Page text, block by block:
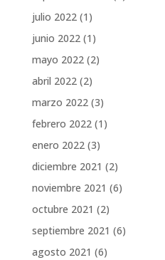
julio 2022(1)
junio 2022(1)
mayo 2022(2)
abril 2022(2)
marzo 2022(3)
febrero 2022(1)
enero 2022(3)
diciembre 2021 (2)
noviembre 2021 (6)
octubre 2021 (2)
septiembre 2021 (6)
agosto 2021 (6)